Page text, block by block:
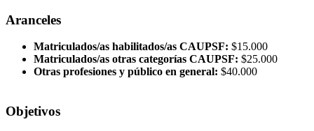
Aranceles
Matriculados/as habilitados/as CAUPSF: $15.000
Matriculados/as otras categorías CAUPSF: $25.000
Otras profesiones y público en general: $40.000
Objetivos